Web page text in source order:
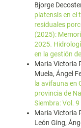
Bjorge
platensis en el
residuales
(2025):
2025.
en la gestión
María Victoria
Muela, Ángel
la avifauna en
provincia de
Siembra: Vol.
María Victoria
León Ging,